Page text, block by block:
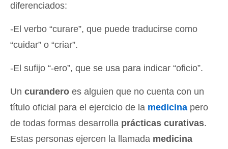
diferenciados:
-El verbo “curare”, que puede traducirse como
“cuidar” o “criar”.
-El sufijo “-ero”, que se usa para indicar “oficio”.
Un curandero es alguien que no cuenta con un
título oficial para el ejercicio de la medicina pero
de todas formas desarrolla prácticas curativas.
Estas personas ejercen la llamada medicina